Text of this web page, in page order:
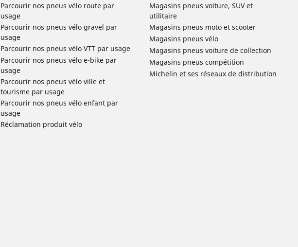
Parcourir nos pneus vélo route par
usage
Parcourir nos pneus vélo gravel par
usage
Parcourir nos pneus vélo VTT par usage
Parcourir nos pneus vélo e-bike par
usage
Parcourir nos pneus vélo ville et
tourisme par usage
Parcourir nos pneus vélo enfant par
usage
Réclamation produit vélo
Magasins pneus voiture, SUV et
utilitaire
Magasins pneus moto et scooter
Magasins pneus vélo
Magasins pneus voiture de collection
Magasins pneus compétition
Michelin et ses réseaux de distribution